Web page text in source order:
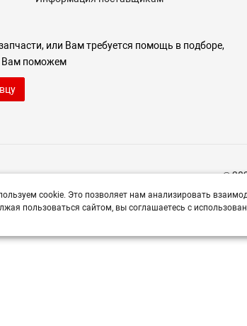
или Вам требуется помощь в подборе,
Вам поможем
©
cookie. Это позволяет нам анализировать
пользоваться сайтом, вы соглашаетесь с